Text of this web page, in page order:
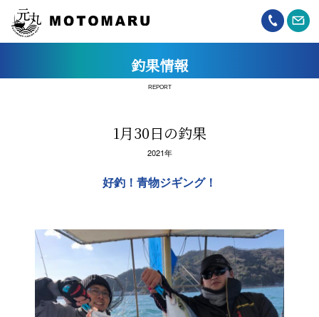
釣果情報
REPORT
1月30日の釣果
2021年
好釣！青物ジギング！